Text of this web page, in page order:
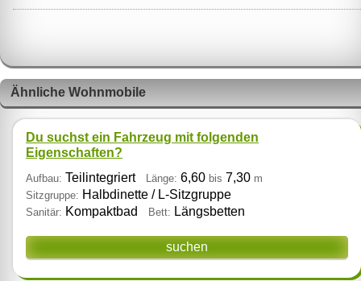
Ähnliche Wohnmobile
Du suchst ein Fahrzeug mit folgenden
Eigenschaften?
Aufbau: Teilintegriert Länge: 6,60 bis 7,30 m
Sitzgruppe: Halbdinette / L‑Sitzgruppe
Sanitär: Kompaktbad Bett: Längsbetten
suchen